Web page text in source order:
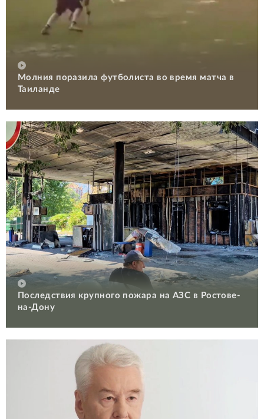
Молния поразила футболиста во время матча в
Таиланде
Последствия крупного пожара на АЗС в Ростове-
на-Дону